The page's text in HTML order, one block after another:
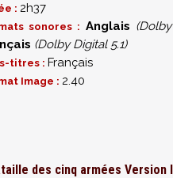
: 2h37
sonores : Anglais
(Dolby Digital 5.1)
titres : Français
Image : 2.40
des cinq armées Version